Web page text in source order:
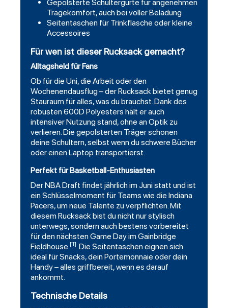
Gepolsterte Schultergurte für angenehmen
Tragekomfort, auch bei voller Beladung
Seitentaschen für Trinkflasche oder kleine
Accessoires
Für wen ist dieser Rucksack gemacht?
Alltagsheld für Fans
Ob für die Uni, die Arbeit oder den
Wochenendausflug – der Rucksack bietet genug
Stauraum für alles, was du brauchst. Dank des
robusten 600D Polyesters hält er auch
intensiver Nutzung stand, ohne an Optik zu
verlieren. Die gepolsterten Träger schonen
deine Schultern, selbst wenn du schwere Bücher
oder einen Laptop transportierst.
Perfekt für Basketball-Enthusiasten
Der NBA Draft findet jährlich im Juni statt und ist
ein Schlüsselmoment für Teams wie die Indiana
Pacers, um neue Talente zu verpflichten. Mit
diesem Rucksack bist du nicht nur stylisch
unterwegs, sondern auch bestens vorbereitet
für den nächsten Game Day im Gainbridge
Fieldhouse [1]. Die Seitentaschen eignen sich
ideal für Snacks, dein Portemonnaie oder dein
Handy – alles griffbereit, wenn es darauf
ankommt.
Technische Details